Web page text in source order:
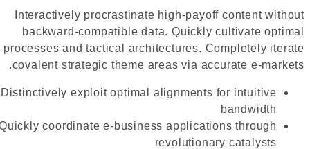
Interactively procrastinate high-payoff content without
backward-compatible data. Quickly cultivate optimal
processes and tactical architectures. Completely iterate
covalent strategic theme areas via accurate e-markets.
Distinctively exploit optimal alignments for intuitive
bandwidth
Quickly coordinate e-business applications through
revolutionary catalysts